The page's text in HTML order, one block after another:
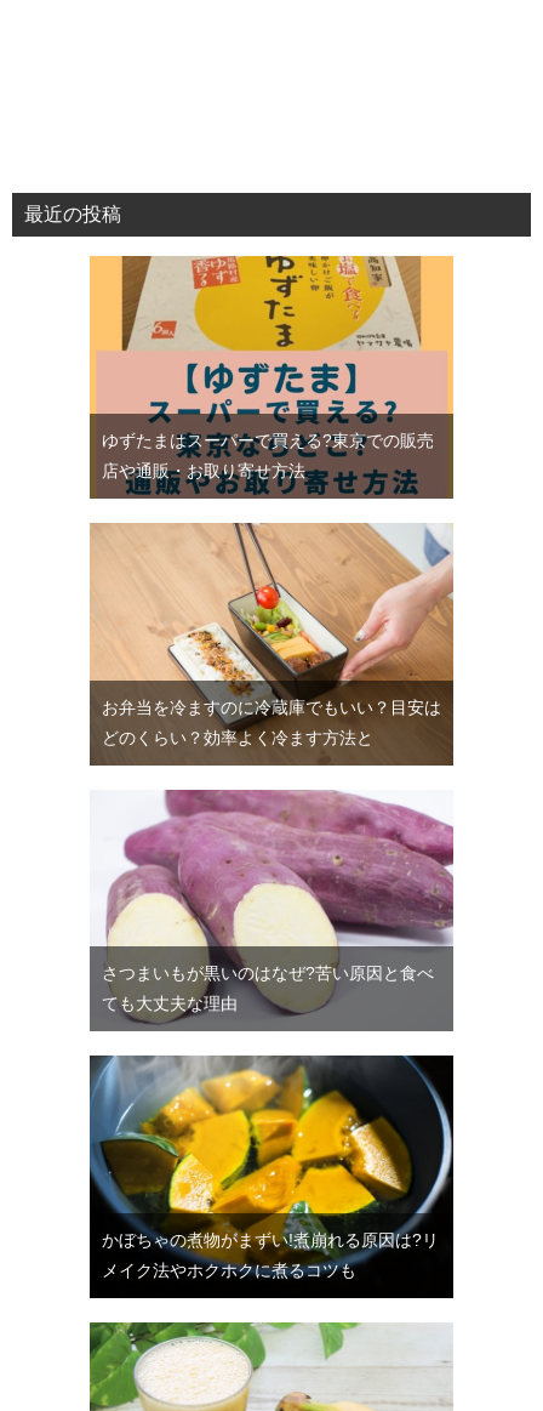
最近の投稿
ゆずたまはスーパーで買える?東京での販売
店や通販・お取り寄せ方法
お弁当を冷ますのに冷蔵庫でもいい？目安は
どのくらい？効率よく冷ます方法と
さつまいもが黒いのはなぜ?苦い原因と食べ
ても大丈夫な理由
かぼちゃの煮物がまずい!煮崩れる原因は?リ
メイク法やホクホクに煮るコツも